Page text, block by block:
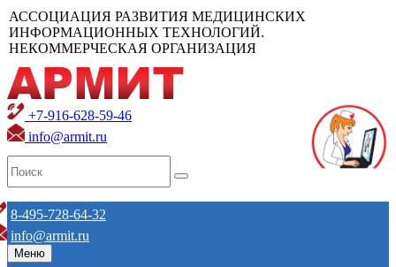
АССОЦИАЦИЯ РАЗВИТИЯ МЕДИЦИНСКИХ
ИНФОРМАЦИОННЫХ ТЕХНОЛОГИЙ.
НЕКОММЕРЧЕСКАЯ ОРГАНИЗАЦИЯ
+7-916-628-59-46
info@armit.ru
8-495-728-64-32
info@armit.ru
Меню